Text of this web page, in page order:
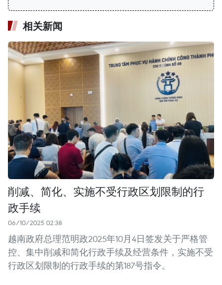
相关新闻
削减、简化、实施不受行政区划限制的行
政手续
06/10/2025 02:38
越南政府总理范明政2025年10月4日签发关于严格管
控、集中削减和简化行政手续及经营条件，实施不受
行政区划限制的行政手续的第187号指令。